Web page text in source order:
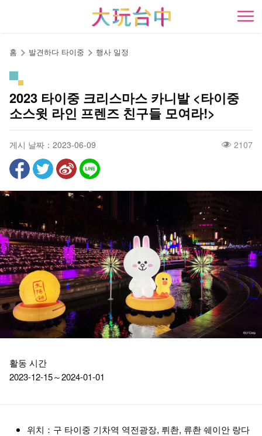
開
홈 발견하다 타이중 행사 일정
2023 타이중 크리스마스 카니발 <타이중
소스윗 라인 프렌즈 친구들 모여라!>
게시 날짜：2023-06-09 2107
활동 시간
2023-12-15～2024-01-01
위치：구 타이중 기차역 역전광장, 뤼촨, 류촨 쉐이안 랑다